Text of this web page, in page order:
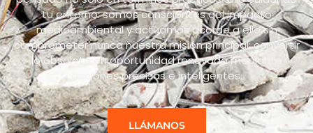
tu entorno: somos conscientes del impacto
medioambiental y actuamos acorde a ello sin
comprometer nunca nuestra misión principal: convertir
lo obsoleto en oportunidad renovada mediante
acciones precisas e inteligentes.
LLÁMANOS